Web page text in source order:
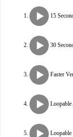
15
30
Faster
Loopable
Loopable